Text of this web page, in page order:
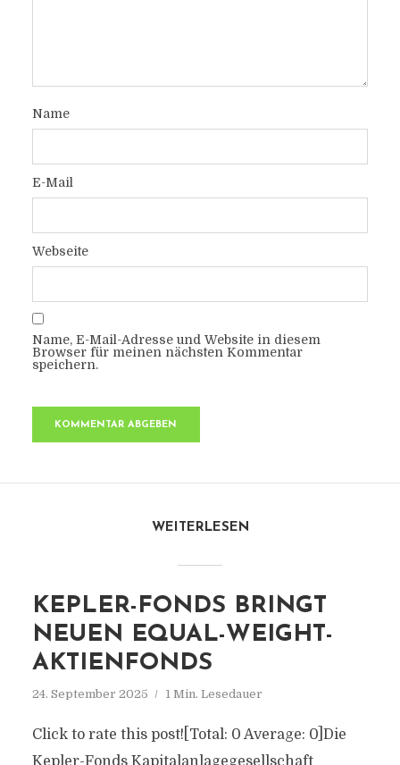
Name
E-Mail
Webseite
Name, E-Mail-Adresse und Website in diesem
Browser für meinen nächsten Kommentar
speichern.
WEITERLESEN
KEPLER-FONDS BRINGT
NEUEN EQUAL-WEIGHT-
AKTIENFONDS
24. September 2025 1 Min. Lesedauer
Click to rate this post![Total: 0 Average: 0]Die
Kepler-Fonds Kapitalanlagegesellschaft